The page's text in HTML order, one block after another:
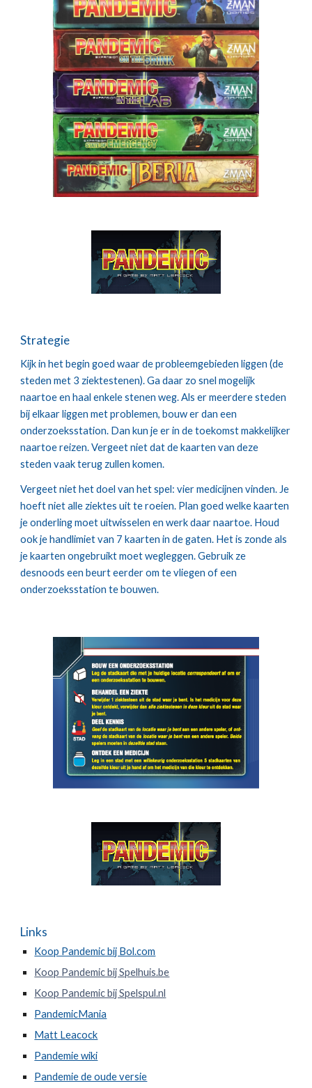
Strategie
Kijk in het begin goed waar de probleemgebieden liggen (de
steden met 3 ziektestenen). Ga daar zo snel mogelijk
naartoe en haal enkele stenen weg. Als er meerdere steden
bij elkaar liggen met problemen, bouw er dan een
onderzoeksstation. Dan kun je er in de toekomst makkelijker
naartoe reizen. Vergeet niet dat de kaarten van deze
steden vaak terug zullen komen.
Vergeet niet het doel van het spel: vier medicijnen vinden. Je
hoeft niet alle ziektes uit te roeien. Plan goed welke kaarten
je onderling moet uitwisselen en werk daar naartoe. Houd
ook je handlimiet van 7 kaarten in de gaten. Het is zonde als
je kaarten ongebruikt moet wegleggen. Gebruik ze
desnoods een beurt eerder om te vliegen of een
onderzoeksstation te bouwen.
Links
Koop Pandemic bij Bol.com
Koop Pandemic bij Spelhuis.be
Koop Pandemic bij Spelspul.nl
PandemicMania
Matt Leacock
Pandemie wiki
Pandemie de oude versie